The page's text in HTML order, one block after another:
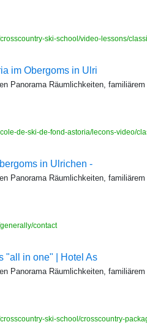
ski-school/video-lessons/
im Obergoms in Ulri
Panorama Räumlichkeiten,
de-ski-de-fond-astoria/lecons-video/
in Ulrichen -
Panorama Räumlichkeiten,
contact
"all in one" | Hotel As
Panorama Räumlichkeiten,
ski-school/crosscountry-